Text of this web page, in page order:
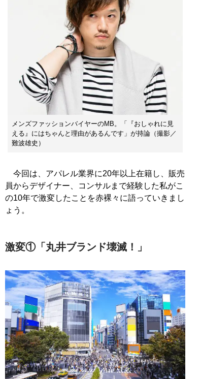
メンズファッションバイヤーのMB。「『おしゃれに見
える』にはちゃんと理由があるんです」が持論（撮影／
難波雄史）
今回は、アパレル業界に20年以上在籍し、販売
員からデザイナー、コンサルまで経験した私がこ
の10年で激変したことを赤裸々に語っていきまし
ょう。
激変①「丸井ブランド壊滅！」